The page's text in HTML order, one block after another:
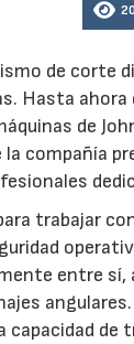
de corte
Hasta ahora
de
compañía
trabajar
entre sí,
de